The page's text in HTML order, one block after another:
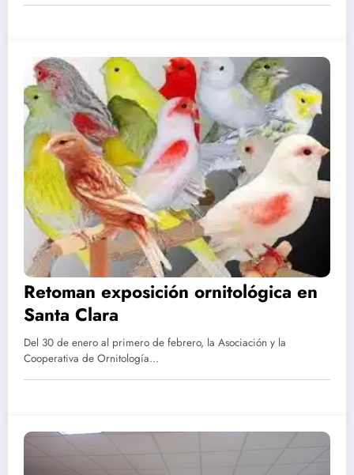
Retoman exposición ornitológica en
Santa Clara
Del 30 de enero al primero de febrero, la Asociación y la
Cooperativa de Ornitología…